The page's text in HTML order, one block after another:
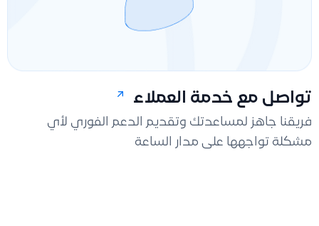
تواصل مع خدمة العملاء
فريقنا جاهز لمساعدتك وتقديم الدعم الفوري لأي
مشكلة تواجهها على مدار الساعة